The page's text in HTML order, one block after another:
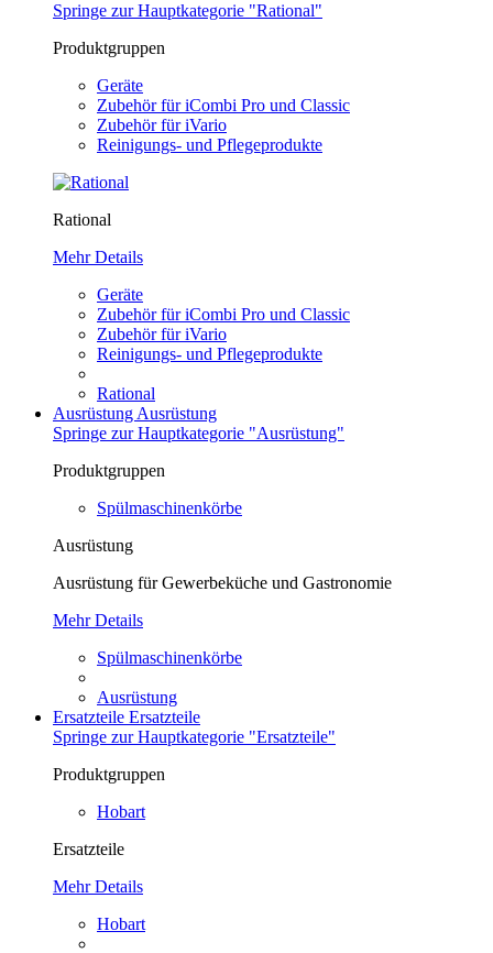
Springe zur Hauptkategorie "Rational"
Produktgruppen
Geräte
Zubehör für iCombi Pro und Classic
Zubehör für iVario
Reinigungs- und Pflegeprodukte
Rational
Mehr Details
Geräte
Zubehör für iCombi Pro und Classic
Zubehör für iVario
Reinigungs- und Pflegeprodukte
Rational
Ausrüstung Ausrüstung
Springe zur Hauptkategorie "Ausrüstung"
Produktgruppen
Spülmaschinenkörbe
Ausrüstung
Ausrüstung für Gewerbeküche und Gastronomie
Mehr Details
Spülmaschinenkörbe
Ausrüstung
Ersatzteile Ersatzteile
Springe zur Hauptkategorie "Ersatzteile"
Produktgruppen
Hobart
Ersatzteile
Mehr Details
Hobart